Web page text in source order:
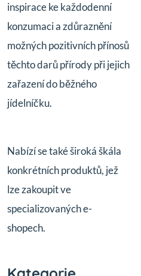
inspirace ke každodenní
konzumaci a zdůraznění
možných pozitivních přínosů
těchto darů přírody při jejich
zařazení do běžného
jídelníčku.
Nabízí se také široká škála
konkrétních produktů, jež
lze zakoupit ve
specializovaných e-
shopech.